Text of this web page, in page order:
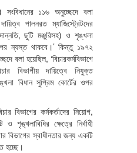
১১৬ অনুচ্ছেদে বলা
পালনরত ম্যাজিস্ট্রেটদের
ছুটি মঞ্জুরিসহ) ও শৃঙ্খলা
ওপর ন্যস্ত থাকবে।’ কিন্তু ১৯৭২
বলা হয়েছিল, ‘বিচারকর্মবিভাগে
বিভাগীয় দায়িত্বে নিযুক্ত
বিধান সুপ্রিম কোর্টের ওপর
বিভাগের কর্মকর্তাদের নিয়োগ,
শৃঙ্খলাবিধির ক্ষেত্রে নির্বাহী
বিভাগের স্বাধীনতার জন্য একটি
হচ্ছে।